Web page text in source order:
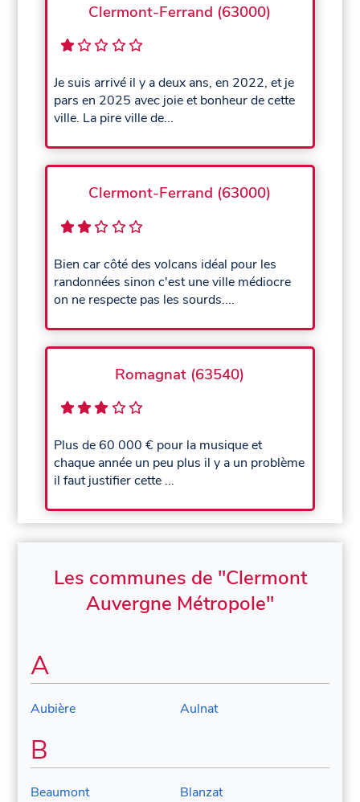
Clermont-Ferrand (63000)
Je suis arrivé il y a deux ans, en 2022, et je
pars en 2025 avec joie et bonheur de cette
ville. La pire ville de...
Clermont-Ferrand (63000)
Bien car côté des volcans idéal pour les
randonnées sinon c'est une ville médiocre
on ne respecte pas les sourds....
Romagnat (63540)
Plus de 60 000 € pour la musique et
chaque année un peu plus il y a un problème
il faut justifier cette ...
Les communes de "Clermont
Auvergne Métropole"
A
Aubière Aulnat
B
Beaumont Blanzat